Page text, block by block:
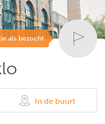
als bezocht
In de buurt